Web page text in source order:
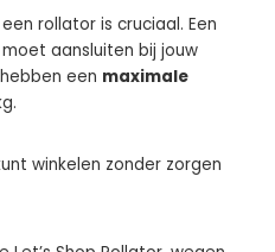
rollator is cruciaal. Een
aansluiten bij jouw
een maximale
winkelen zonder zorgen